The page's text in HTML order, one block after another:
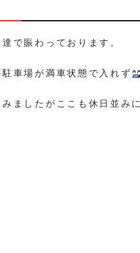
で賑わっております。
車場が満車状態で入れず
ましたがここも休日並みに